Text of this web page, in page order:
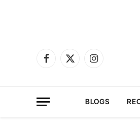
Facebook
X
Instagram
BLOGS